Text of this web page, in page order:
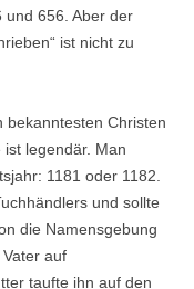
und 656. Aber der
ist nicht zu
bekanntesten Christen
legendär. Man
1181 oder 1182.
und sollte
die Namensgebung
auf
taufte ihn auf den